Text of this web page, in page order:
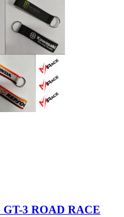
3 ROAD RACE